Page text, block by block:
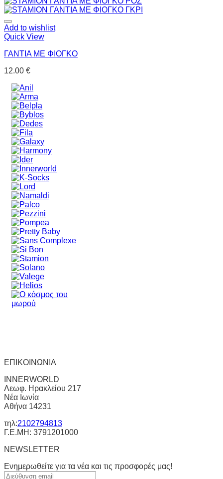
Add to wishlist
Quick View
ΓΑΝΤΙΑ ΜΕ ΦΙΟΓΚΟ
12.00 €
ΕΠΙΚΟΙΝΩΝΙΑ
INNERWORLD
Λεωφ. Ηρακλείου 217
Νέα Ιωνία
Αθήνα 14231
τηλ:2102794813
Γ.Ε.ΜΗ: 3791201000
NEWSLETTER
Ενημερωθείτε για τα νέα και τις προσφορές μας!